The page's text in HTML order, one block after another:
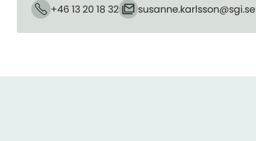
Telefon
+46 13 20 18 32
E-post
susanne.karlsson​@sgi.se